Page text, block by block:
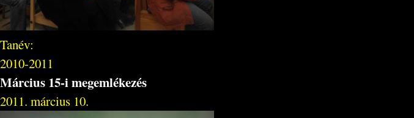
Tanév:
2010-2011
Március 15-i megemlékezés
2011. március 10.